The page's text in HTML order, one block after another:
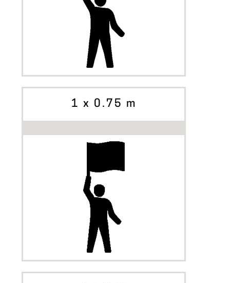
INIZIA A PERSONALIZZARE
1 x 0.75 m
INIZIA A PERSONALIZZARE